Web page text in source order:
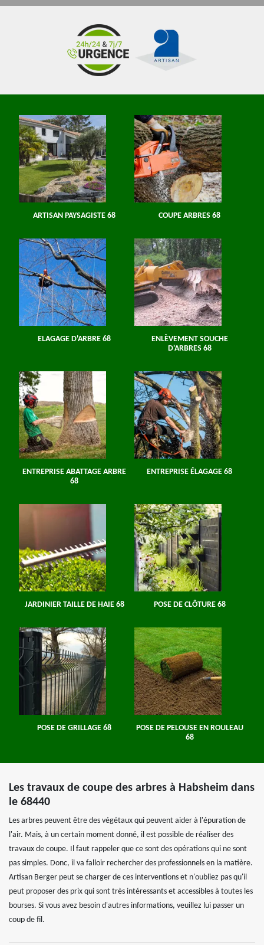
ARTISAN PAYSAGISTE 68 COUPE ARBRES 68
ELAGAGE D'ARBRE 68
ENLÈVEMENT SOUCHE
D'ARBRES 68
ENTREPRISE ABATTAGE ARBRE
68
ENTREPRISE ÉLAGAGE 68
JARDINIER TAILLE DE HAIE 68 POSE DE CLÔTURE 68
POSE DE GRILLAGE 68
POSE DE PELOUSE EN ROULEAU
68
Les travaux de coupe des arbres à Habsheim dans
le 68440
Les arbres peuvent être des végétaux qui peuvent aider à l'épuration de
l'air. Mais, à un certain moment donné, il est possible de réaliser des
travaux de coupe. Il faut rappeler que ce sont des opérations qui ne sont
pas simples. Donc, il va falloir rechercher des professionnels en la matière.
Artisan Berger peut se charger de ces interventions et n'oubliez pas qu'il
peut proposer des prix qui sont très intéressants et accessibles à toutes les
bourses. Si vous avez besoin d'autres informations, veuillez lui passer un
coup de fil.